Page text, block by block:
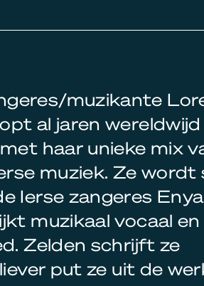
muzikante
al jaren wereldwijd
haar unieke mix
muziek. Ze wordt
Ierse zangeres
muzikaal vocaal
Zelden schrijft ze
put ze uit de